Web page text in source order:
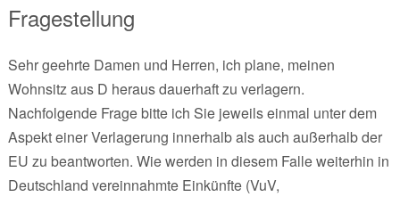
Fragestellung
Sehr geehrte Damen und Herren, ich plane, meinen
Wohnsitz aus D heraus dauerhaft zu verlagern.
Nachfolgende Frage bitte ich Sie jeweils einmal unter dem
Aspekt einer Verlagerung innerhalb als auch außerhalb der
EU zu beantworten. Wie werden in diesem Falle weiterhin in
Deutschland vereinnahmte Einkünfte (VuV,